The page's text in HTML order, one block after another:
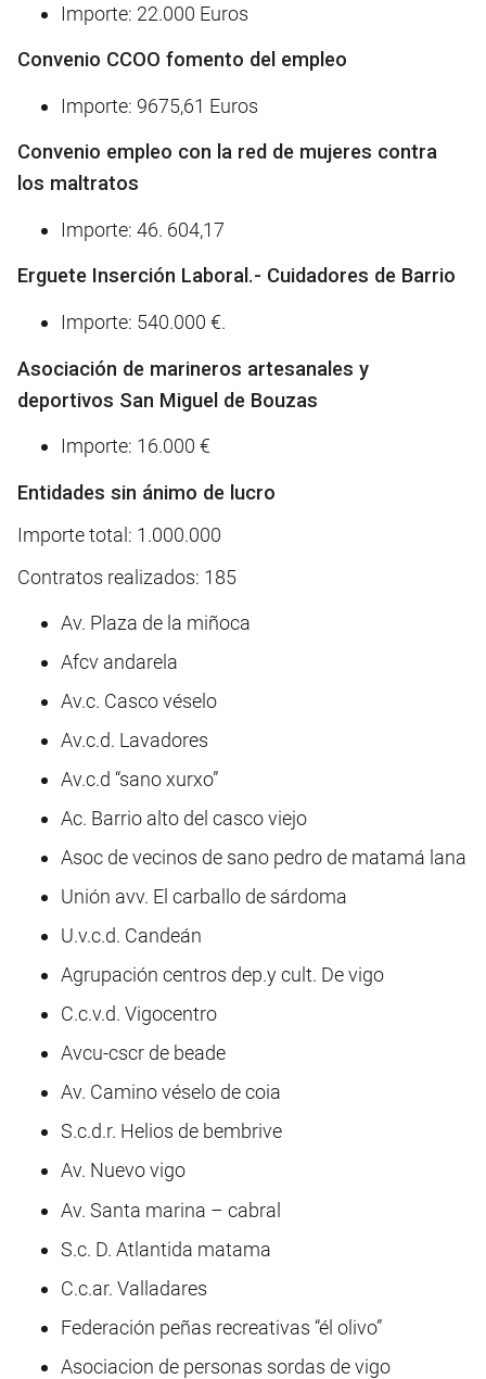
Importe: 22.000 Euros
Convenio CCOO fomento del empleo
Importe: 9675,61 Euros
Convenio empleo con la red de mujeres contra
los maltratos
Importe: 46. 604,17
Erguete Inserción Laboral.- Cuidadores de Barrio
Importe: 540.000 €.
Asociación de marineros artesanales y
deportivos San Miguel de Bouzas
Importe: 16.000 €
Entidades sin ánimo de lucro
Importe total: 1.000.000
Contratos realizados: 185
Av. Plaza de la miñoca
Afcv andarela
Av.c. Casco véselo
Av.c.d. Lavadores
Av.c.d “sano xurxo”
Ac. Barrio alto del casco viejo
Asoc de vecinos de sano pedro de matamá lana
Unión avv. El carballo de sárdoma
U.v.c.d. Candeán
Agrupación centros dep.y cult. De vigo
C.c.v.d. Vigocentro
Avcu-cscr de beade
Av. Camino véselo de coia
S.c.d.r. Helios de bembrive
Av. Nuevo vigo
Av. Santa marina – cabral
S.c. D. Atlantida matama
C.c.ar. Valladares
Federación peñas recreativas “él olivo”
Asociacion de personas sordas de vigo